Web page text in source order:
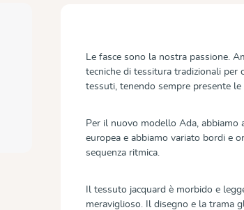
Le fasce sono la nostra passione.
tecniche di tessitura tradizionali per
tessuti, tenendo sempre presente
Per il nuovo modello Ada,
europea e abbiamo variato bordi e
sequenza ritmica.
Il tessuto jacquard è morbido e
meraviglioso. Il disegno e la trama